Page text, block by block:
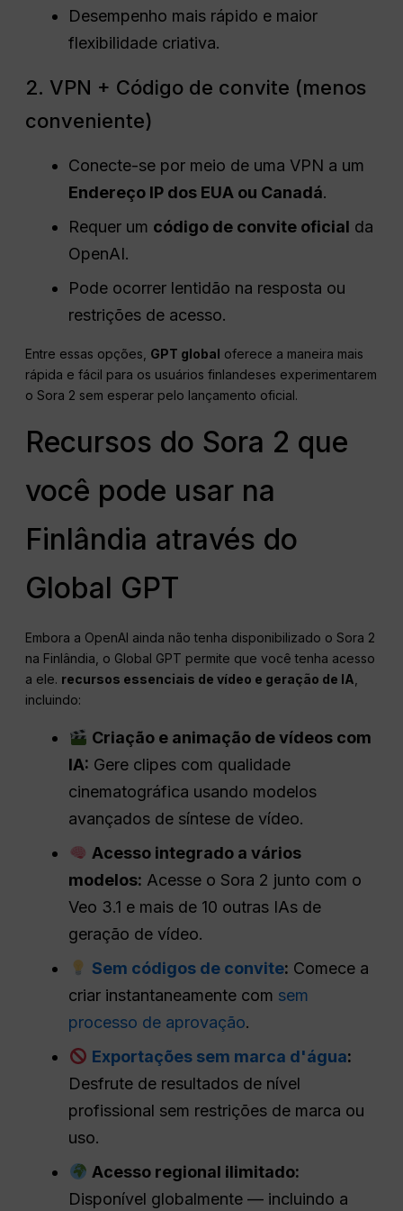
Desempenho mais rápido e maior
flexibilidade criativa.
2. VPN + Código de convite (menos
conveniente)
Conecte-se por meio de uma VPN a um
Endereço IP dos EUA ou Canadá.
Requer um código de convite oficial da
OpenAI.
Pode ocorrer lentidão na resposta ou
restrições de acesso.
Entre essas opções, GPT global oferece a maneira mais
rápida e fácil para os usuários finlandeses experimentarem
o Sora 2 sem esperar pelo lançamento oficial.
Recursos do Sora 2 que
você pode usar na
Finlândia através do
Global GPT
Embora a OpenAI ainda não tenha disponibilizado o Sora 2
na Finlândia, o Global GPT permite que você tenha acesso
a ele. recursos essenciais de vídeo e geração de IA,
incluindo:
Criação e animação de vídeos com
IA: Gere clipes com qualidade
cinematográfica usando modelos
avançados de síntese de vídeo.
Acesso integrado a vários
modelos: Acesse o Sora 2 junto com o
Veo 3.1 e mais de 10 outras IAs de
geração de vídeo.
Sem códigos de convite: Comece a
criar instantaneamente com sem
processo de aprovação.
Exportações sem marca d'água:
Desfrute de resultados de nível
profissional sem restrições de marca ou
uso.
Acesso regional ilimitado:
Disponível globalmente — incluindo a